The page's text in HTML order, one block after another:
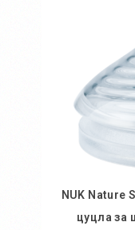
NUK Nature
цуцла за